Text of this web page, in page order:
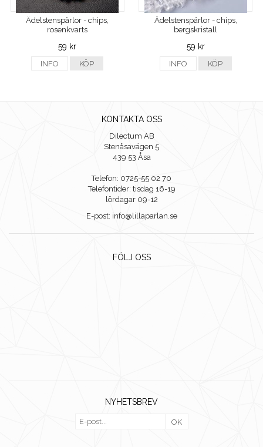
Ädelstenspärlor - chips,
rosenkvarts
59 kr
INFO KÖP
Ädelstenspärlor - chips,
bergskristall
59 kr
INFO KÖP
KONTAKTA OSS
Dilectum AB
Stenåsavägen 5
439 53 Åsa
Telefon: 0725-55 02 70
Telefontider: tisdag 16-19
lördagar 09-12
E-post: info@lillaparlan.se
FÖLJ OSS
NYHETSBREV
OK